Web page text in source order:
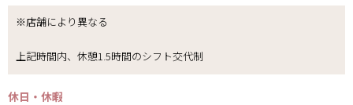
※店舗により異なる
上記時間内、休憩1.5時間のシフト交代制
休日・休暇